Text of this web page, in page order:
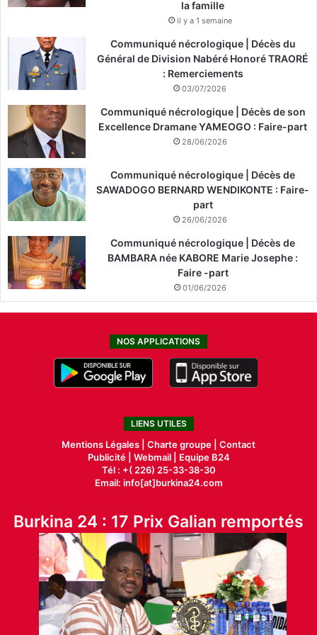
la famille
il y a 1 semaine
Communiqué nécrologique | Décès du
Général de Division Nabéré Honoré TRAORÉ
: Remerciements
03/07/2026
Communiqué nécrologique | Décès de son
Excellence Dramane YAMEOGO : Faire-part
28/06/2026
Communiqué nécrologique | Décès de
SAWADOGO BERNARD WENDIKONTE : Faire-
part
26/06/2026
Communiqué nécrologique | Décès de
BAMBARA née KABORE Marie Josephe :
Faire -part
01/06/2026
NOS APPLICATIONS
LIENS UTILES
Mentions Légales | Charte groupe | Contact
Publicité| Webmail |
Equipe B24
Tél : +( 226) 25-33-38-30
Email: info[at]burkina24.com
Burkina 24 : 17 Prix Galian remportés